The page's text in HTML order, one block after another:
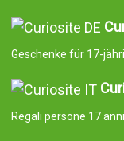
Geschenke für 17-
Regali persone 17